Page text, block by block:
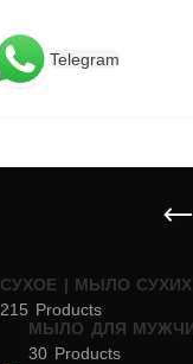
Telegram
CУХОЕ | МЫЛО
215 Products
МЫЛО ДЛЯ
30 Products